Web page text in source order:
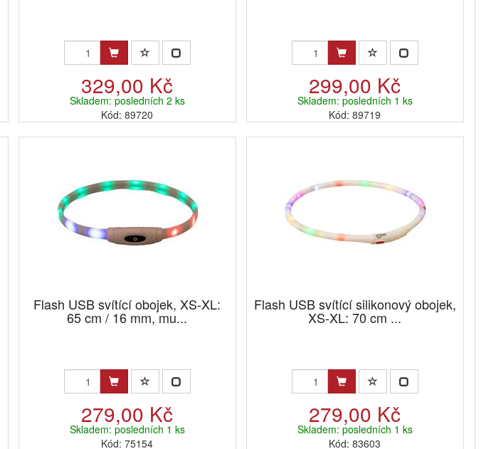
329,00 Kč
Skladem: posledních 2 ks
Kód: 89720
299,00 Kč
Skladem: posledních 1 ks
Kód: 89719
Flash USB svítící obojek, XS-XL:
65 cm / 16 mm, mu...
279,00 Kč
Skladem: posledních 1 ks
Kód: 75154
Flash USB svítící silikonový obojek,
XS-XL: 70 cm ...
279,00 Kč
Skladem: posledních 1 ks
Kód: 83603